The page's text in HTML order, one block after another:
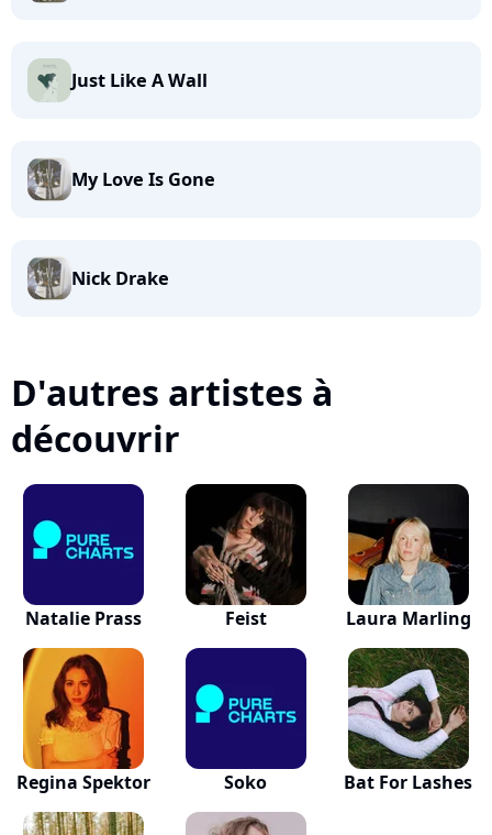
Just Like A Wall
My Love Is Gone
Nick Drake
D'autres artistes à
découvrir
Natalie Prass Feist Laura Marling
Regina Spektor Soko Bat For Lashes